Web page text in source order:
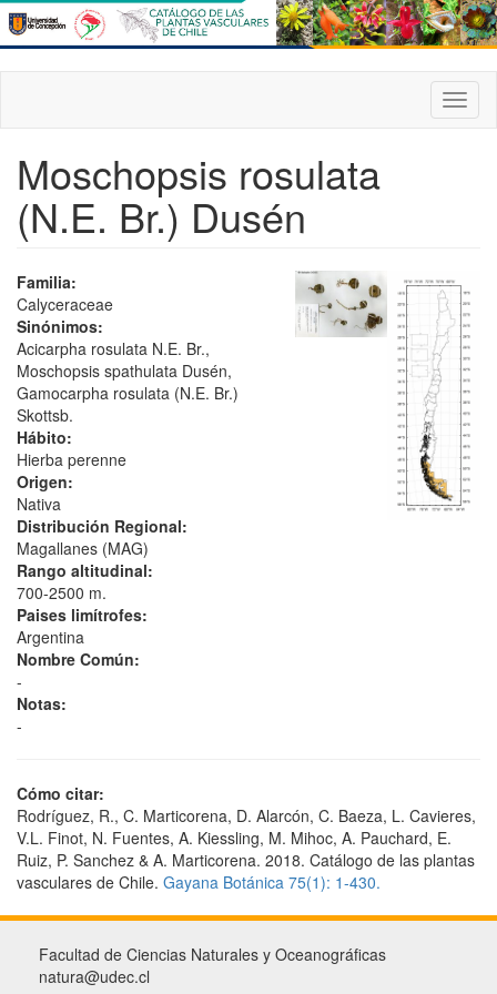
Pasar
al
contenido
principal
Moschopsis rosulata
(N.E. Br.) Dusén
Familia:
Calyceraceae
Sinónimos:
Acicarpha rosulata N.E. Br.,
Moschopsis spathulata Dusén,
Gamocarpha rosulata (N.E. Br.)
Skottsb.
Hábito:
Hierba perenne
Origen:
Nativa
Distribución Regional:
Magallanes (MAG)
Rango altitudinal:
700-2500 m.
Paises limítrofes:
Argentina
Nombre Común:
-
Notas:
-
Cómo citar:
Rodríguez, R., C. Marticorena, D. Alarcón, C. Baeza, L. Cavieres,
V.L. Finot, N. Fuentes, A. Kiessling, M. Mihoc, A. Pauchard, E.
Ruiz, P. Sanchez & A. Marticorena. 2018. Catálogo de las plantas
vasculares de Chile. Gayana Botánica 75(1): 1-430.
Facultad de Ciencias Naturales y Oceanográficas
natura@udec.cl